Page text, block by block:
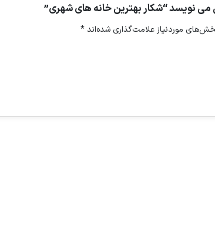
می نویسد “شکار بهترین خانه های شهری”
موردنیاز علامت‌گذاری شده‌اند*